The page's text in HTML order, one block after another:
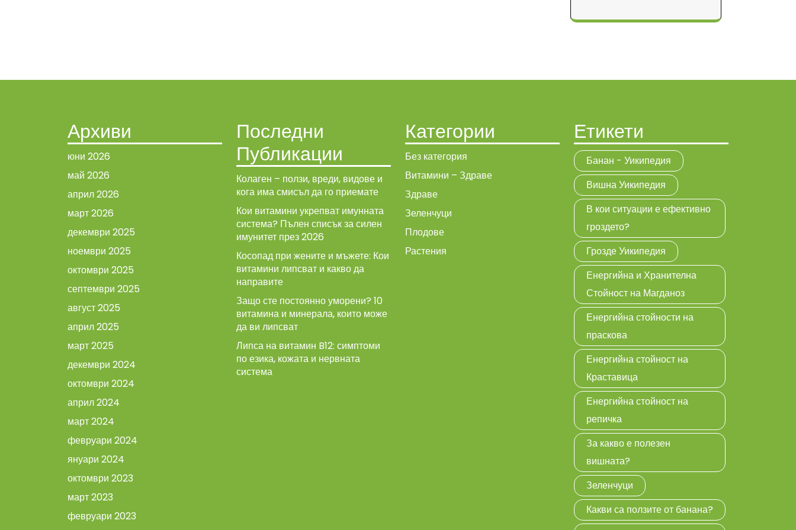
Архиви
юни 2026
май 2026
април 2026
март 2026
декември 2025
ноември 2025
октомври 2025
септември 2025
август 2025
април 2025
март 2025
декември 2024
октомври 2024
април 2024
март 2024
февруари 2024
януари 2024
октомври 2023
март 2023
февруари 2023
Последни
Публикации
Колаген – ползи, вреди, видове и
кога има смисъл да го приемате
Кои витамини укрепват имунната
система? Пълен списък за силен
имунитет през 2026
Косопад при жените и мъжете: Кои
витамини липсват и какво да
направите
Защо сте постоянно уморени? 10
витамина и минерала, които може
да ви липсват
Липса на витамин B12: симптоми
по езика, кожата и нервната
система
Категории
Без категория
Витамини – Здраве
Здраве
Зеленчуци
Плодове
Растения
Етикети
Банан - Уикипедия
Вишна Уикипедия
В кои ситуации е ефективно
гроздето?
Грозде Уикипедия
Енергийна и Хранителна
Стойност на Магданоз
Енергийна стойности на
праскова
Енергийна стойност на
Краставица
Енергийна стойност на
репичка
За какво е полезен
вишната?
Зеленчуци
Какви са ползите от банана?